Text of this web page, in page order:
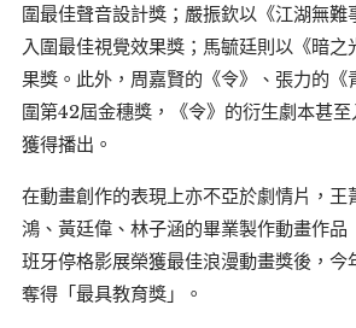
圍最佳聲音設計獎；嚴振欽以《江湖無難
入圍最佳視覺效果獎；馬毓廷則以《暗之
果獎。此外，周嘉賢的《令》、張力的《
圍第42屆金穗獎，《令》的衍生劇本甚
獲得播出。
在動畫創作的表現上亦不亞於劇情片，王
鴻、黃廷偉、林子涵的畢業製作動畫作品
班牙停格影展榮獲最佳浪漫動畫獎後，今
奪得「最具教育獎」。